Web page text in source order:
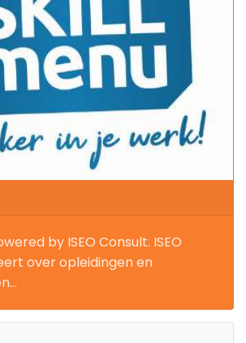
by ISEO Consult. ISEO
over opleidingen en